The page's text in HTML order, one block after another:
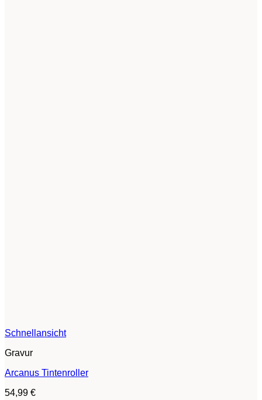
Schnellansicht
Gravur
Arcanus Tintenroller
54,99 €